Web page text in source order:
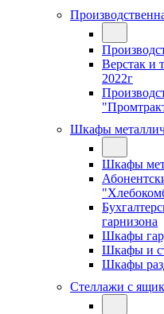
Верстак и
2022г
Шкафы
Шкафы
гарнизона
Шкафы
Шкафы и
Шкафы
Стеллажи с